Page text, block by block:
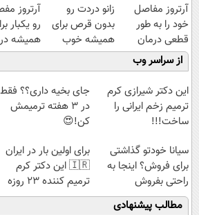
آرتروز مفاصل
خود را به طور
قطعی درمان
کنید!
◗پرسش‌نامه◖
زانو دردت رو
بدون قرص برای
همیشه خوب
کن! (قدم اول،
پرسش‌نامه)
آرتروز
رو یکبار
همیشه
کن!
از سراسر وب
این دکتر شیرازی کرم
ترمیم زخم ایرانی را
ساخت!!!
جای بخیه داری؟؟ فقط
در 3 هفته ترمیمش
کن!😍
سیانا خودتو گذاشتی
برای فروش؟ اینجا به
راحتی بفروش
برای اولین بار در ایران
🇮🇷 این دکتر کرم
ترمیم کننده 23 روزه
ساخت!
مطالب پیشنهادی